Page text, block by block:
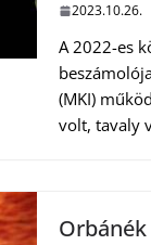
2023.10.26.
A 2022-es
(MKI)
volt, tavaly